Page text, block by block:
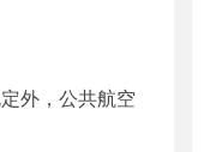
外，公共航空